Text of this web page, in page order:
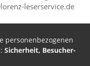
leserservice.de
personenbezogenen
Sicherheit, Besucher-